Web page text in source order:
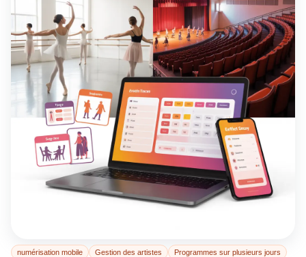
numérisation mobile Gestion des artistes
Programmes sur plusieurs jours